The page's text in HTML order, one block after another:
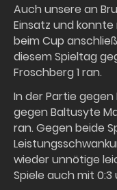
Auch unsere an
Einsatz und
beim Cup
diesem Spieltag
Froschberg 1 ran.
In der Partie
gegen Baltusyte
ran. Gegen beide
wieder unnötige
Spiele auch mit 0:3